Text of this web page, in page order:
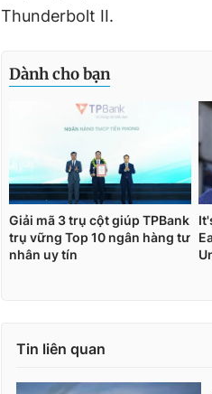
Thunderbolt II.
Tin liên quan